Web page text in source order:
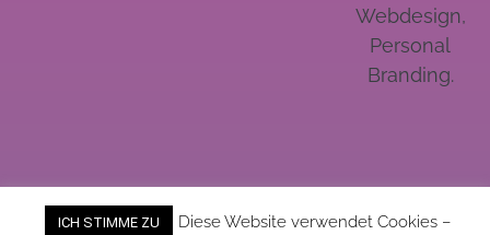
Webdesign,
Personal
Branding.
ICH STIMME ZU
Diese Website verwendet Cookies –